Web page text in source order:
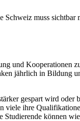
muss sichtbar
und Kooperationen
jährlich in Bildung
gespart wird oder
viele ihre
Studierende können